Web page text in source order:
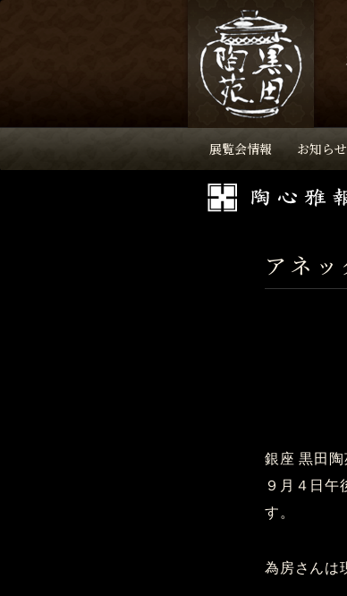
展覧会情報 お知らせ
アネ
銀座 黒田陶
９月４日
す。
為房さんは